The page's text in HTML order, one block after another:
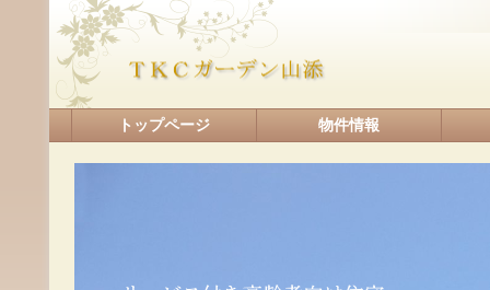
トップページ 物件情報